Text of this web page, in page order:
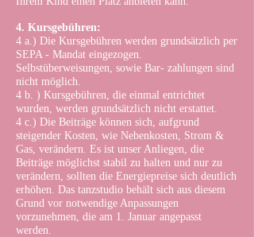
4. Kursgebühren:
4 a.) Die Kursgebühren werden grundsätzlich per
SEPA - Mandat eingezogen.
Selbstüberweisungen, sowie Bar- zahlungen sind
nicht möglich.
4 b. ) Kursgebühren, die einmal entrichtet
wurden, werden grundsätzlich nicht erstattet.
4 c.) Die Beiträge können sich, aufgrund
steigender Kosten, wie Nebenkosten, Strom &
Gas, verändern. Es ist unser Anliegen, die
Beiträge möglichst stabil zu halten und nur zu
verändern, sollten die Energiepreise sich deutlich
erhöhen. Das tanzstudio behält sich aus diesem
Grund vor notwendige Anpassungen
vorzunehmen, die am 1. Januar angepasst
werden.